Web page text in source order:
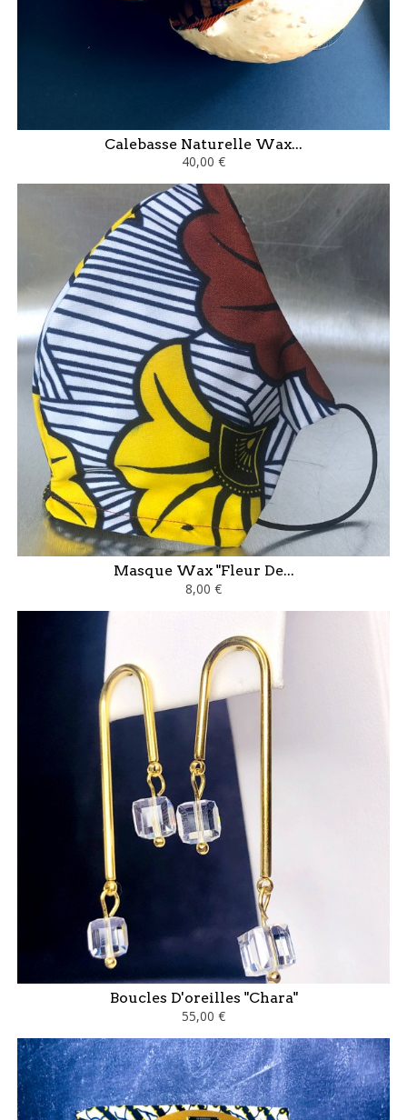
Calebasse Naturelle Wax...
40,00 €
Masque Wax "Fleur De...
8,00 €
Boucles D'oreilles "Chara"
55,00 €